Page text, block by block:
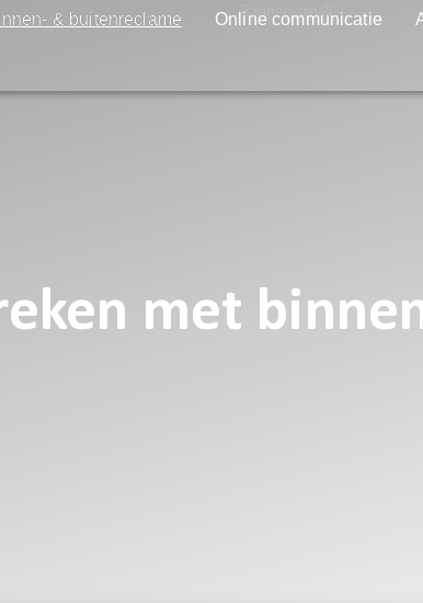
& buitenreclame Online communicatie
met